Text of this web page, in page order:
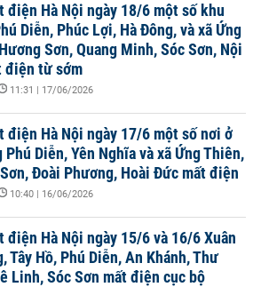
điện Hà Nội ngày 18/6 một số khu
Diễn, Phúc Lợi, Hà Đông, và xã Ứng
Sơn, Quang Minh, Sóc Sơn, Nội
điện từ sớm
11:31 | 17/06/2026
điện Hà Nội ngày 17/6 một số nơi ở
Phú Diễn, Yên Nghĩa và xã Ứng Thiên,
Đoài Phương, Hoài Đức mất điện
10:40 | 16/06/2026
điện Hà Nội ngày 15/6 và 16/6 Xuân
Tây Hồ, Phú Diễn, An Khánh, Thư
Linh, Sóc Sơn mất điện cục bộ